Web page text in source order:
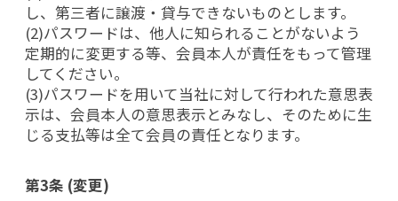
し、第三者に譲渡・貸与できないものとします。
(2)パスワードは、他人に知られることがないよう
定期的に変更する等、会員本人が責任をもって管理
してください。
(3)パスワードを用いて当社に対して行われた意思表
示は、会員本人の意思表示とみなし、そのために生
じる支払等は全て会員の責任となります。
第3条 (変更)